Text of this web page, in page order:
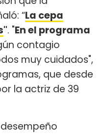
“La cepa
". "En el programa
contagio
muy cuidados",
que desde
la actriz de 39